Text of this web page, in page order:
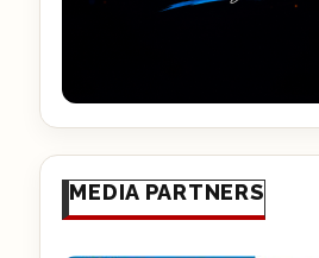
MEDIA PARTNERS